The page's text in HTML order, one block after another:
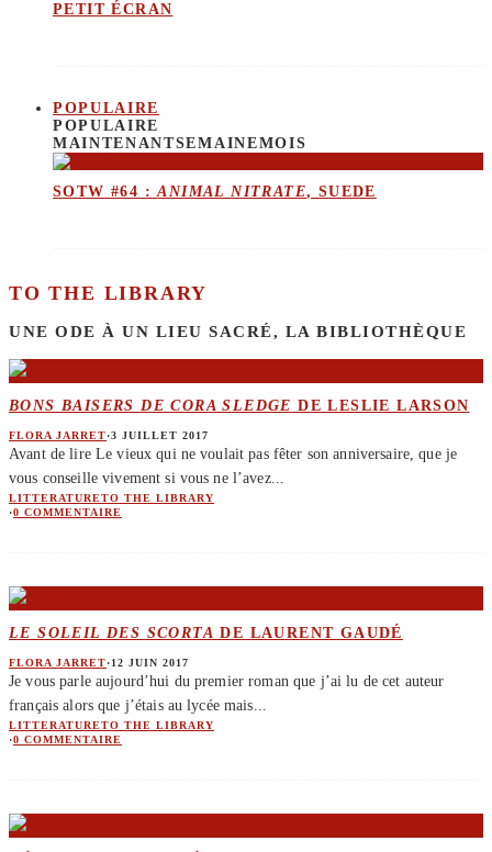
PETIT ÉCRAN
POPULAIRE
POPULAIRE
MAINTENANTSEMAINEMOIS
SOTW #64 :ANIMAL NITRATE, SUEDE
TO THE LIBRARY
UNE ODE À UN LIEU SACRÉ, LA BIBLIOTHÈQUE
BONS BAISERS DE CORA SLEDGE DE LESLIE LARSON
FLORA JARRET·3 JUILLET 2017
Avant de lire Le vieux qui ne voulait pas fêter son anniversaire, que je
vous conseille vivement si vous ne l’avez...
LITTERATURETO THE LIBRARY
·0 COMMENTAIRE
LE SOLEIL DES SCORTA DE LAURENT GAUDÉ
FLORA JARRET·12 JUIN 2017
Je vous parle aujourd’hui du premier roman que j’ai lu de cet auteur
français alors que j’étais au lycée mais...
LITTERATURETO THE LIBRARY
·0 COMMENTAIRE